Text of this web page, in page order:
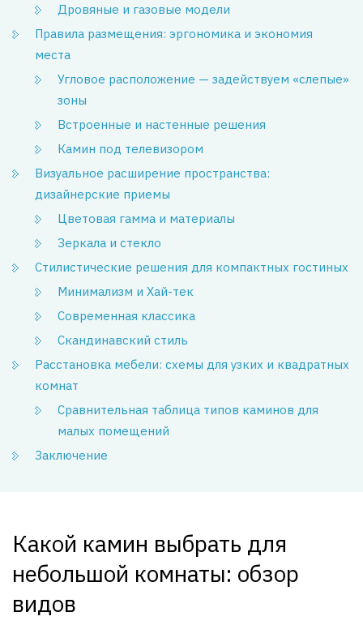
Дровяные и газовые модели
Правила размещения: эргономика и экономия
места
Угловое расположение — задействуем «слепые»
зоны
Встроенные и настенные решения
Камин под телевизором
Визуальное расширение пространства:
дизайнерские приемы
Цветовая гамма и материалы
Зеркала и стекло
Стилистические решения для компактных гостиных
Минимализм и Хай-тек
Современная классика
Скандинавский стиль
Расстановка мебели: схемы для узких и квадратных
комнат
Сравнительная таблица типов каминов для
малых помещений
Заключение
Какой камин выбрать для
небольшой комнаты: обзор
видов